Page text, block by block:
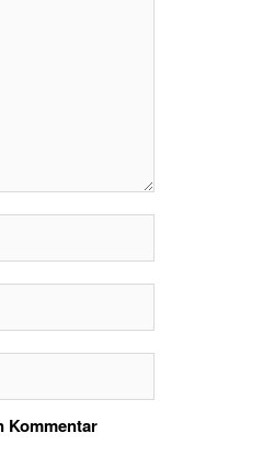
Kommentar